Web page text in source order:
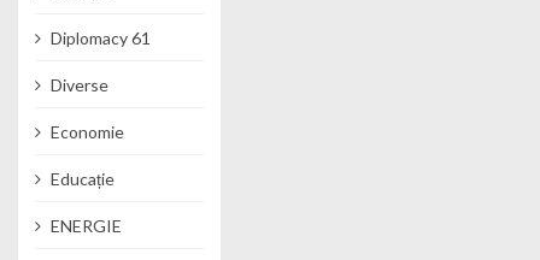
Diplomacy 61
Diverse
Economie
Educație
ENERGIE